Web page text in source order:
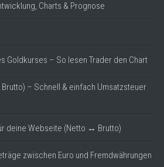
Charts & Prognose
Goldkurses – So lesen Trader den Chart
– Schnell & einfach Umsatzsteuer
deine Webseite (Netto ↔ Brutto)
zwischen Euro und Fremdwährungen